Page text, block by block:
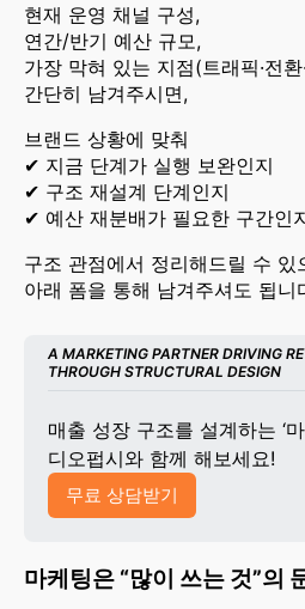
현재 운영 채널 구성,
연간/반기 예산 규모,
가장 막혀 있는 지점(트래픽·전
간단히 남겨주시면,
브랜드 상황에 맞춰
✔ 지금 단계가 실행 보완인지
✔ 구조 재설계 단계인지
✔ 예산 재분배가 필요한 구간인
구조 관점에서 정리해드릴 수 있
아래 폼을 통해 남겨주셔도 됩니
A MARKETING PARTNER DRIVING
THROUGH STRUCTURAL DESIGN
매출 성장 구조를 설계하는 ‘
디오펍시와 함께 해보세요!
무료 상담받기
마케팅은 “많이 쓰는 것”의